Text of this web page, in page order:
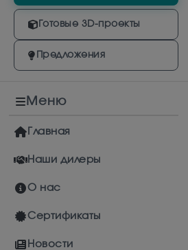
Готовые 3D-проекты
Предложения
Меню
Главная
Наши дилеры
О нас
Сертификаты
Новости